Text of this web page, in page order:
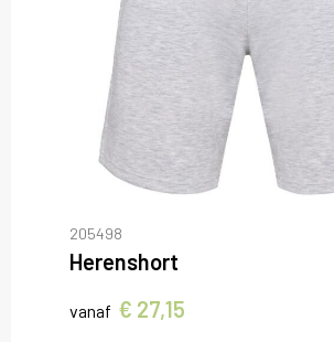
205498
Herenshort
vanaf € 27,15